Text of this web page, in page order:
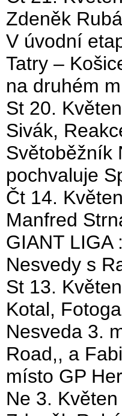
Zdeněk
V úvodní
Tatry –
na druhém
St 20.
Sivák,
Světoběžník
pochvaluje
Čt 14.
Manfred
GIANT LIGA
Nesvedy s
St 13.
Kotal,
Nesveda 3.
Road,, a
místo GP
Ne 3.